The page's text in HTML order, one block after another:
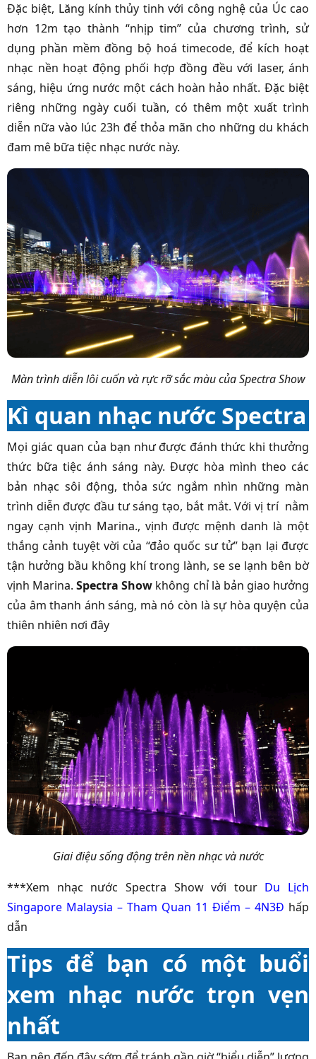
Đặc biệt, Lăng kính thủy tinh với công nghệ của Úc cao
hơn 12m tạo thành “nhịp tim” của chương trình, sử
dụng phần mềm đồng bộ hoá timecode, để kích hoạt
nhạc nền hoạt động phối hợp đồng đều với laser, ánh
sáng, hiệu ứng nước một cách hoàn hảo nhất. Đặc biệt
riêng những ngày cuối tuần, có thêm một xuất trình
diễn nữa vào lúc 23h để thỏa mãn cho những du khách
đam mê bữa tiệc nhạc nước này.
Màn trình diễn lôi cuốn và rực rỡ sắc màu của Spectra Show
Kì quan nhạc nước Spectra
Mọi giác quan của bạn như được đánh thức khi thưởng
thức bữa tiệc ánh sáng này. Được hòa mình theo các
bản nhạc sôi động, thỏa sức ngắm nhìn những màn
trình diễn được đầu tư sáng tạo, bắt mắt. Với vị trí nằm
ngay cạnh vịnh Marina., vịnh được mệnh danh là một
thắng cảnh tuyệt vời của “đảo quốc sư tử” bạn lại được
tận hưởng bầu không khí trong lành, se se lạnh bên bờ
vịnh Marina.Spectra Show không chỉ là bản giao hưởng
của âm thanh ánh sáng, mà nó còn là sự hòa quyện của
thiên nhiên nơi đây
Giai điệu sống động trên nền nhạc và nước
***Xem nhạc nước Spectra Show với tour Du Lịch
Singapore Malaysia – Tham Quan 11 Điểm – 4N3Đ hấp
dẫn
Tips để bạn có một buổi
xem nhạc nước trọn vẹn
nhất